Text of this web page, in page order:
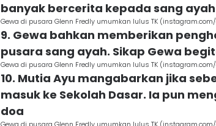
banyak bercerita kepada sang ayah
Gewa di pusara Glenn Fredly umumkan lulus TK
9. Gewa bahkan memberikan
pusara sang ayah. Sikap Gewa
Gewa di pusara Glenn Fredly umumkan lulus TK
10. Mutia Ayu mangabarkan jika
masuk ke Sekolah Dasar. Ia pun
doa